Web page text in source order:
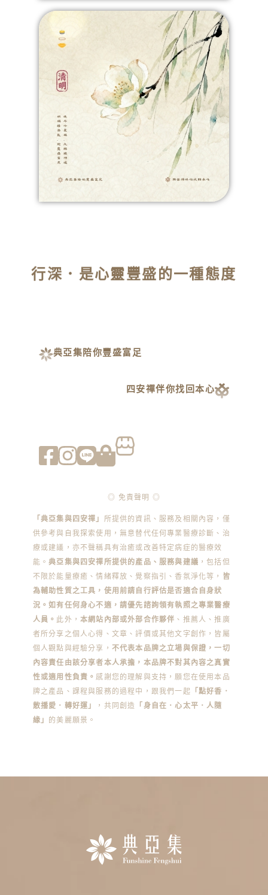
行深．是心靈豐盛的一種態度​
典亞集陪你豐盛富足
四安禪伴你找回本心
◎ 免責聲明 ◎
「典亞集與四安禪」
所提供的資訊、服務及相關內容，僅
供參考與自我探索使用，無意替代任何專業醫療診斷、治
療或建議，亦不聲稱具有治癒或改善特定病症的醫療效
能。典亞集與四安禪所提供的產品、服務與建議 ，包括但
不限於能量療癒、情緒釋放、覺察指引、香氛淨化等， 皆
為輔助性質之工具，使用前請自行評估是否適合自身狀
況。如有任何身心不適，請優先諮詢領有執照之專業醫療
人員。 此外，本網站內部或外部合作夥伴 、推薦人、推廣
者所分享之個人心得、文章、評價或其他文字創作，皆屬
個人觀點與經驗分享， 不代表本品牌之立場與保證，一切
內容責任由該分享者本人承擔，本品牌不對其內容之真實
性或適用性負責。 感謝您的理解與支持，願您在使用本品
牌之產品、課程與服務的過程中，跟我們一起 「點好香．
散播愛．轉好運」
，共同創造
「身自在．心太平．人隨
緣」 的美麗願景。